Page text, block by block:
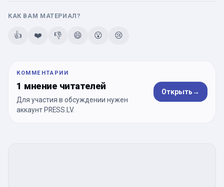
КАК ВАМ МАТЕРИАЛ?
👍 ❤️ 👎 😄 😮 😢
КОММЕНТАРИИ
1 мнение читателей
Для участия в обсуждении нужен
аккаунт PRESS.LV.
Открыть→